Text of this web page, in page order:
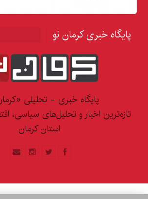
پایگاه خبری کرمان نو
پایگاه خبری - تحلیلی
تازه‌ترین اخبار و تحلیل‌های سیاسی،
استان کرمان